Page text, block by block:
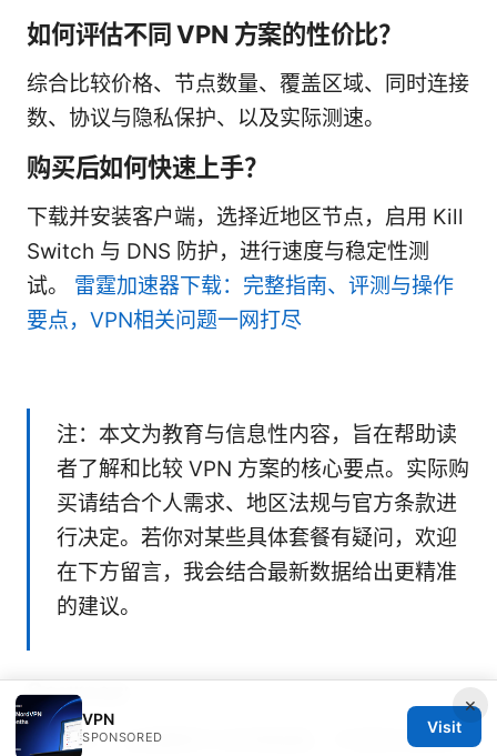
如何评估不同 VPN 方案的性价比？
综合比较价格、节点数量、覆盖区域、同时连接
数、协议与隐私保护、以及实际测速。
购买后如何快速上手？
下载并安装客户端，选择近地区节点，启用 Kill
Switch 与 DNS 防护，进行速度与稳定性测
试。 雷霆加速器下载：完整指南、评测与操作
要点，VPN相关问题一网打尽
注：本文为教育与信息性内容，旨在帮助读
者了解和比较 VPN 方案的核心要点。实际购
买请结合个人需求、地区法规与官方条款进
行决定。若你对某些具体套餐有疑问，欢迎
在下方留言，我会结合最新数据给出更精准
的建议。
Sources:
Lanvpn：全面解析与实用指南，打造安全高效
×
VPN
SPONSORED
Visit